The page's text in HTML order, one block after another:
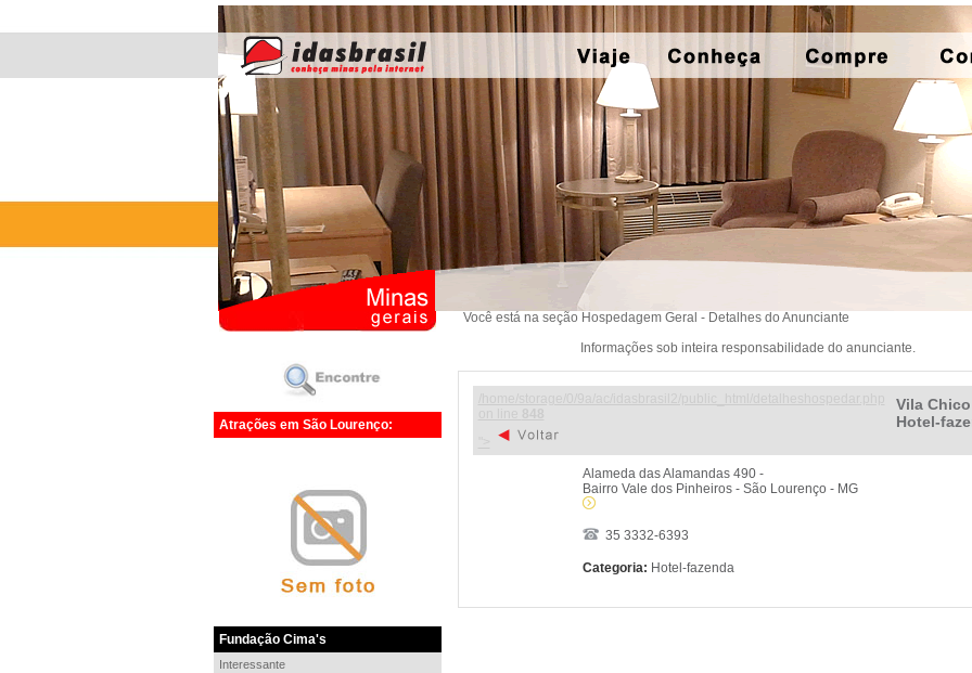
Atrações em São Lourenço:
Fundação Cima's
Interessante
Você está na seção Hospedagem Geral - Detalhes do Anunciante
Informações sob inteira responsabilidade do anunciante.
Vila Chico
Hotel-
Alameda das Alamandas 490 -
Bairro Vale dos Pinheiros - São Lourenço - MG
35 3332-6393
Categoria: Hotel-fazenda